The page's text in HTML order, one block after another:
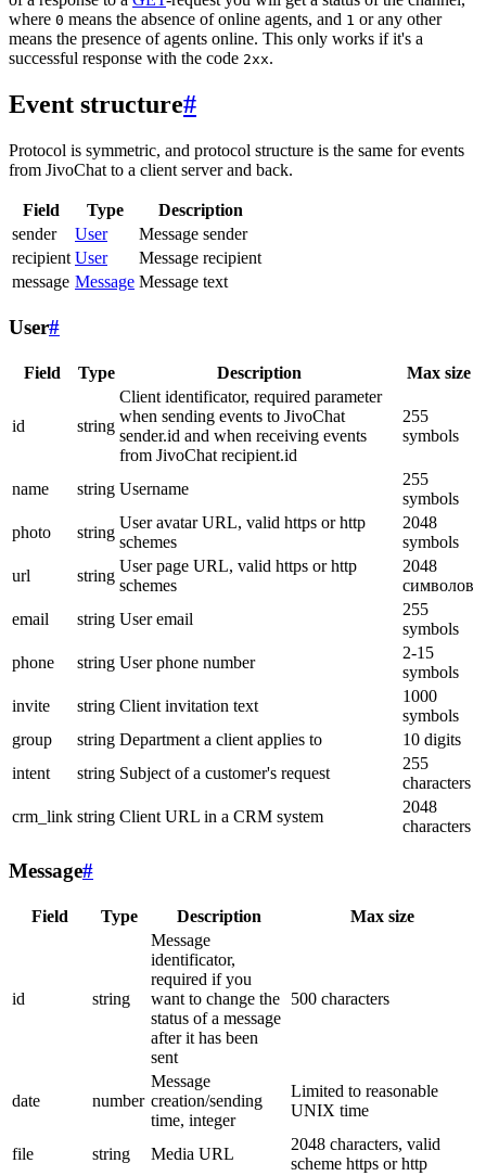
where 0 means the absence of online agents, and 1 or any other
means the presence of agents online. This only works if it's a
successful response with the code 2xx.
Event structure#
Protocol is symmetric, and protocol structure is the same for events
from JivoChat to a client server and back.
Field Type
Description
sender
User
Message sender
recipient User
Message recipient
message Message Message text
User#
Field Type Description Max size
id string
Client identificator, required parameter
when sending events to JivoChat
sender.id and when receiving events
from JivoChat recipient.id
255
symbols
name string Username
255
symbols
photo
string
User avatar URL, valid https or http
schemes
2048
symbols
url
string
User page URL, valid https or http
schemes
2048
символов
email
string User email
255
symbols
phone
string User phone number
2-15
symbols
invite
string Client invitation text
1000
symbols
group
string Department a client applies to
10 digits
intent
string Subject of a customer's request
255
characters
crm_link string Client URL in a CRM system
2048
characters
Message#
Field Type Description Max size
id string
Message
identificator,
required if you
want to change the
status of a message
after it has been
sent
500 characters
date number
Message
creation/sending
time, integer
Limited to reasonable
UNIX time
file string Media URL
2048 characters, valid
scheme https or http